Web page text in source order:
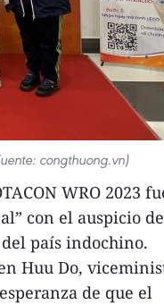
congthuong.vn)
WRO 2023
con el auspicio
país indochino.
Huu Do,
de que el